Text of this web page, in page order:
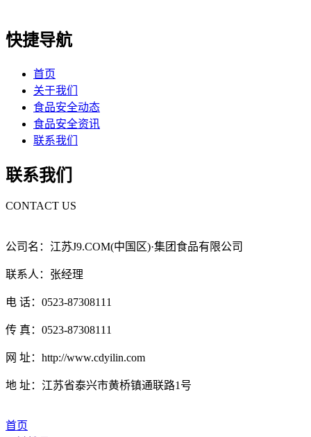
快捷导航
首页
关于我们
食品安全动态
食品安全资讯
联系我们
联系我们
CONTACT US
公司名：江苏J9.COM(中国区)·集团食品有限公司
联系人：张经理
电 话：0523-87308111
传 真：0523-87308111
网 址：http://www.cdyilin.com
地 址：江苏省泰兴市黄桥镇通联路1号
首页